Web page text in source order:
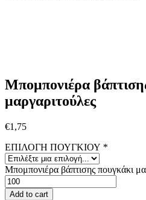
Μπομπονιέρα
μαργαριτούλες
€1,75
ΕΠΙΛΟΓΗ ΠΟΥΓΚΙΟΥ *
Μπομπονιέρα βάπτισης πουγκάκι
Add to cart